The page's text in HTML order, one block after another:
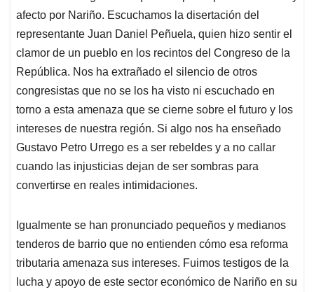
afecto por Nariño. Escuchamos la disertación del
representante Juan Daniel Peñuela, quien hizo sentir el
clamor de un pueblo en los recintos del Congreso de la
República. Nos ha extrañado el silencio de otros
congresistas que no se los ha visto ni escuchado en
torno a esta amenaza que se cierne sobre el futuro y los
intereses de nuestra región. Si algo nos ha enseñado
Gustavo Petro Urrego es a ser rebeldes y a no callar
cuando las injusticias dejan de ser sombras para
convertirse en reales intimidaciones.
Igualmente se han pronunciado pequeños y medianos
tenderos de barrio que no entienden cómo esa reforma
tributaria amenaza sus intereses. Fuimos testigos de la
lucha y apoyo de este sector económico de Nariño en su